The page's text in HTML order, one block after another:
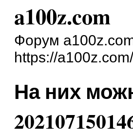
a100z.com
Форум
https://
На них